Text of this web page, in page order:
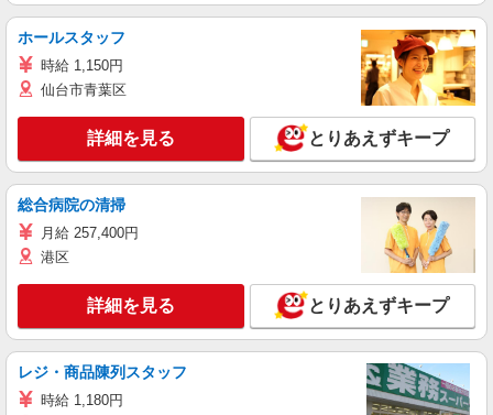
ホールスタッフ
時給 1,150円
仙台市青葉区
詳細を見る とりあえずキープ
総合病院の清掃
月給 257,400円
港区
詳細を見る とりあえずキープ
レジ・商品陳列スタッフ
時給 1,180円